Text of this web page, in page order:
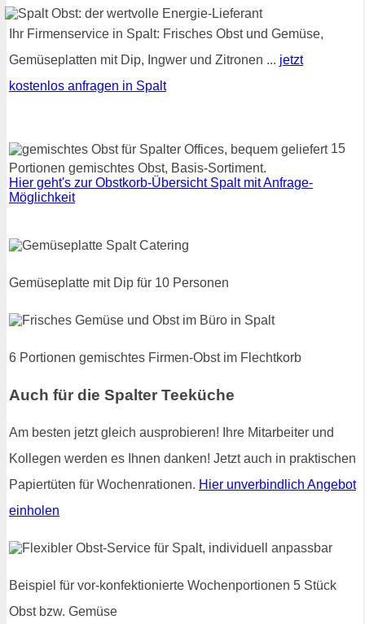
Ihr Firmenservice in Spalt: Frisches Obst und Gemüse,
Gemüseplatten mit Dip, Ingwer und Zitronen ... jetzt
kostenlos anfragen in Spalt
15
Portionen gemischtes Obst, Basis-Sortiment.
Hier geht's zur Obstkorb-Übersicht Spalt mit Anfrage-
Möglichkeit
Gemüseplatte mit Dip für 10 Personen
6 Portionen gemischtes Firmen-Obst im Flechtkorb
Auch für die Spalter Teeküche
Am besten jetzt gleich ausprobieren! Ihre Mitarbeiter und
Kollegen werden es Ihnen danken! Jetzt auch in praktischen
Papiertüten für Wochenrationen. Hier unverbindlich Angebot
einholen
Beispiel für vor-konfektionierte Wochenportionen 5 Stück
Obst bzw. Gemüse